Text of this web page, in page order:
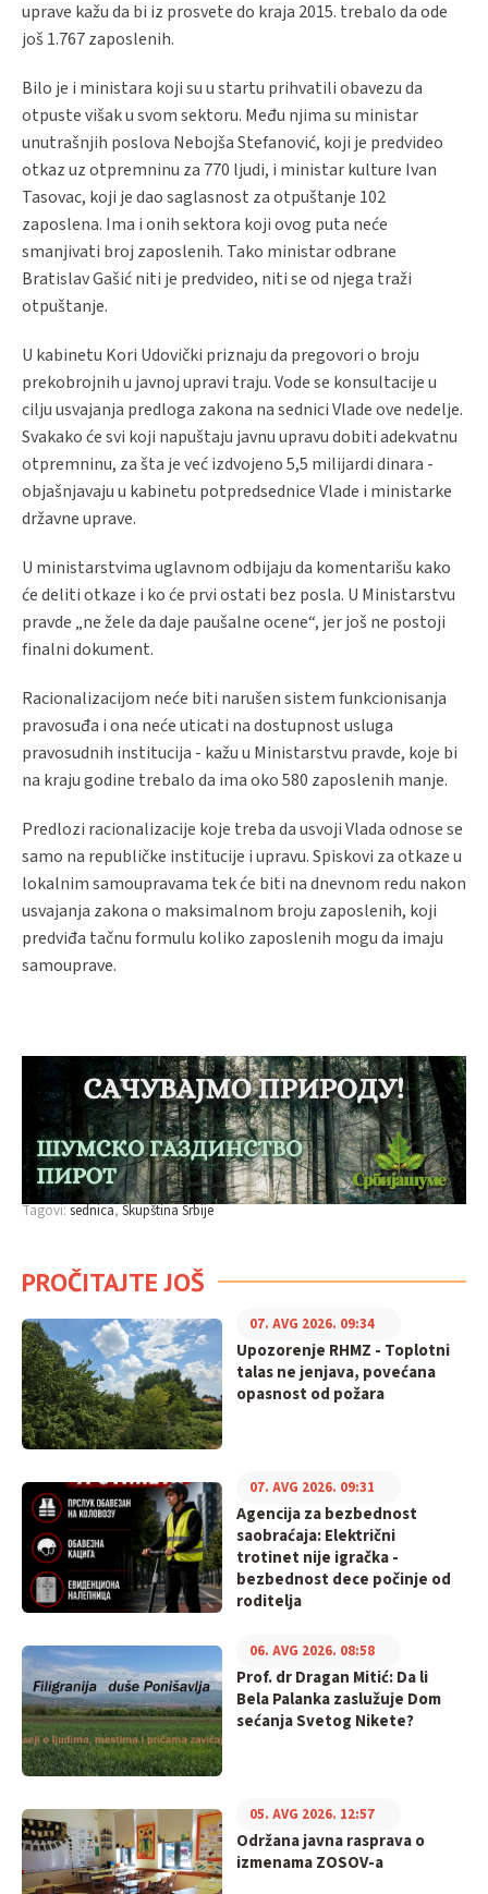
uprave kažu da bi iz prosvete do kraja 2015. trebalo da ode
još 1.767 zaposlenih.
Bilo je i ministara koji su u startu prihvatili obavezu da
otpuste višak u svom sektoru. Među njima su ministar
unutrašnjih poslova Nebojša Stefanović, koji je predvideo
otkaz uz otpremninu za 770 ljudi, i ministar kulture Ivan
Tasovac, koji je dao saglasnost za otpuštanje 102
zaposlena. Ima i onih sektora koji ovog puta neće
smanjivati broj zaposlenih. Tako ministar odbrane
Bratislav Gašić niti je predvideo, niti se od njega traži
otpuštanje.
U kabinetu Kori Udovički priznaju da pregovori o broju
prekobrojnih u javnoj upravi traju. Vode se konsultacije u
cilju usvajanja predloga zakona na sednici Vlade ove nedelje.
Svakako će svi koji napuštaju javnu upravu dobiti adekvatnu
otpremninu, za šta je već izdvojeno 5,5 milijardi dinara -
objašnjavaju u kabinetu potpredsednice Vlade i ministarke
državne uprave.
U ministarstvima uglavnom odbijaju da komentarišu kako
će deliti otkaze i ko će prvi ostati bez posla. U Ministarstvu
pravde „ne žele da daje paušalne ocene“, jer još ne postoji
finalni dokument.
Racionalizacijom neće biti narušen sistem funkcionisanja
pravosuđa i ona neće uticati na dostupnost usluga
pravosudnih institucija - kažu u Ministarstvu pravde, koje bi
na kraju godine trebalo da ima oko 580 zaposlenih manje.
Predlozi racionalizacije koje treba da usvoji Vlada odnose se
samo na republičke institucije i upravu. Spiskovi za otkaze u
lokalnim samoupravama tek će biti na dnevnom redu nakon
usvajanja zakona o maksimalnom broju zaposlenih, koji
predviđa tačnu formulu koliko zaposlenih mogu da imaju
samouprave.
Tagovi:sednica Skupština Srbije
PROČITAJTE JOŠ
Upozorenje RHMZ - Toplotni
talas ne jenjava, povećana
opasnost od požara
07. AVG 2026. 09:34
Agencija za bezbednost
saobraćaja: Električni
trotinet nije igračka -
bezbednost dece počinje od
roditelja
07. AVG 2026. 09:31
Prof. dr Dragan Mitić: Da li
Bela Palanka zaslužuje Dom
sećanja Svetog Nikete?
06. AVG 2026. 08:58
Održana javna rasprava o
izmenama ZOSOV-a
05. AVG 2026. 12:57